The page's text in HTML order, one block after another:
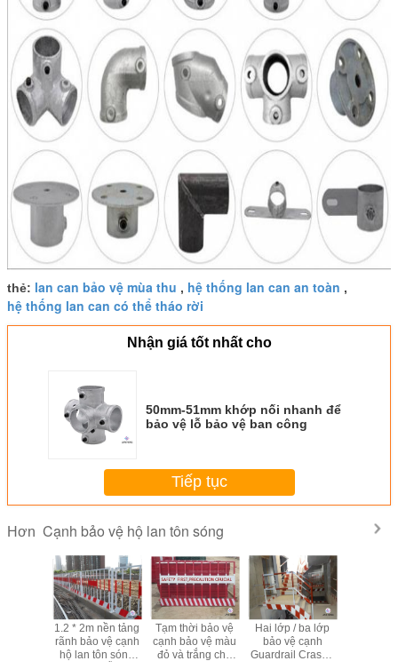
thẻ: lan can bảo vệ mùa thu , hệ thống lan can an toàn ,
hệ thống lan can có thể tháo rời
Nhận giá tốt nhất cho
50mm-51mm khớp nối nhanh để
bảo vệ lỗ bảo vệ ban công
Tiếp tục
Hơn Cạnh bảo vệ hộ lan tôn sóng
1.2 * 2m nền tảng
rãnh bảo vệ cạnh
hộ lan tôn sóng
Tạm thời bảo vệ
cạnh bảo vệ màu
đỏ và trắng cho
Hai lớp / ba lớp
bảo vệ cạnh
Guardrail Crash -